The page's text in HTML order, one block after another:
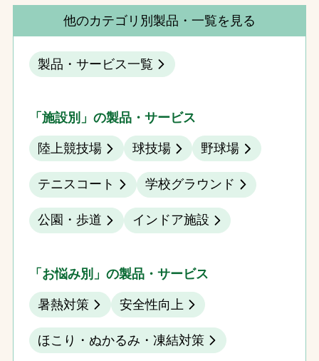
他のカテゴリ別製品・一覧を見る
製品・サービス一覧
「施設別」の製品・サービス
陸上競技場 球技場 野球場
テニスコート 学校グラウンド
公園・歩道 インドア施設
「お悩み別」の製品・サービス
暑熱対策 安全性向上
ほこり・ぬかるみ・凍結対策